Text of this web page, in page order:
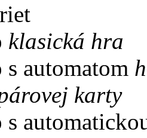
klasická hra
s automatom
karty
s